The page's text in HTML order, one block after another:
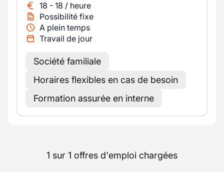
18 - 18 / heure
Possibilité fixe
A plein temps
Travail de jour
Société familiale
Horaires flexibles en cas de besoin
Formation assurée en interne
1 sur 1 offres d'emploi chargées